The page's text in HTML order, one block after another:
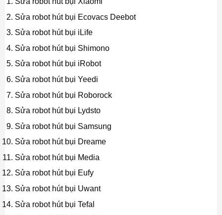
Sửa robot hút bụi Ecovacs Deebot
Sửa robot hút bụi iLife
Sửa robot hút bụi Shimono
Sửa robot hút bụi iRobot
Sửa robot hút bụi Yeedi
Sửa robot hút bụi Roborock
Sửa robot hút bụi Lydsto
Sửa robot hút bụi Samsung
Sửa robot hút bụi Dreame
Sửa robot hút bụi Media
Sửa robot hút bụi Eufy
Sửa robot hút bụi Uwant
Sửa robot hút bụi Tefal